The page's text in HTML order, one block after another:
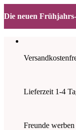
Die neuen
Inhalt
Lieferzeit 1-4
Freunde